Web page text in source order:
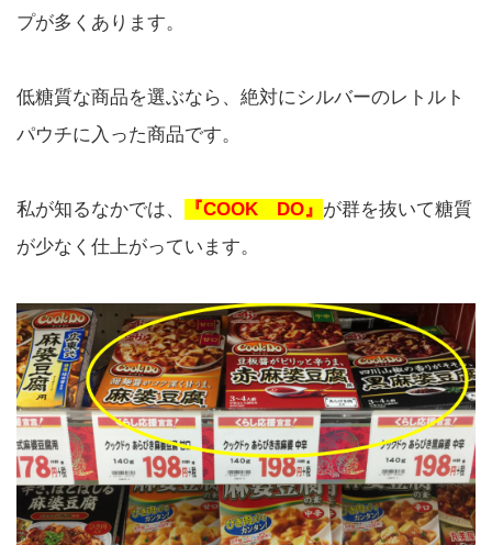
プが多くあります。
低糖質な商品を選ぶなら、絶対にシルバーのレトルト
パウチに入った商品です。
私が知るなかでは、 『COOK DO』 が群を抜いて糖質
が少なく仕上がっています。